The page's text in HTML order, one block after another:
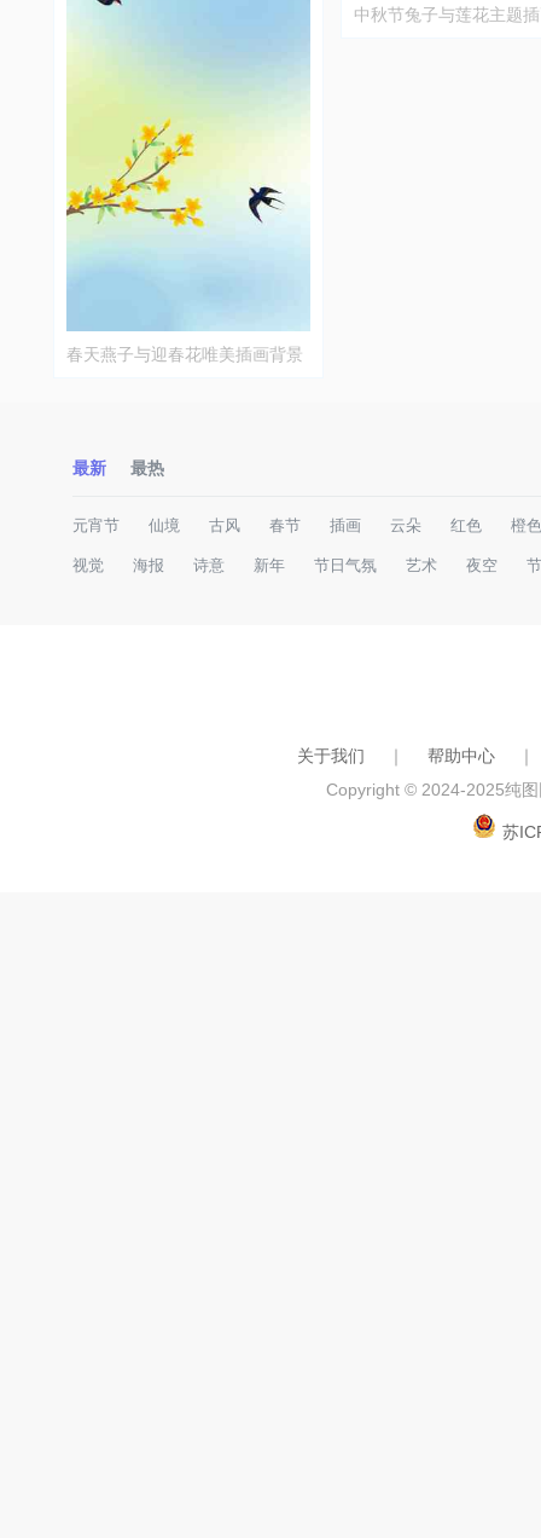
春天燕子与迎春花唯美插画背景
中秋节兔子与莲花主题
最新 最热
元宵节 仙境 古风 春节 插画 云朵 红色 橙色
视觉 海报 诗意 新年 节日气氛 艺术 夜空
关于我们 ｜ 帮助中心
｜
Copyright © 2024-2025纯
苏